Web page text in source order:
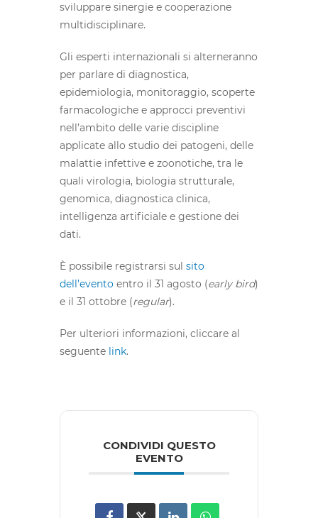
sviluppare sinergie e cooperazione
multidisciplinare.
Gli esperti internazionali si alterneranno
per parlare di diagnostica,
epidemiologia, monitoraggio, scoperte
farmacologiche e approcci preventivi
nell’ambito delle varie discipline
applicate allo studio dei patogeni, delle
malattie infettive e zoonotiche, tra le
quali virologia, biologia strutturale,
genomica, diagnostica clinica,
intelligenza artificiale e gestione dei
dati.
È possibile registrarsi sul sito
dell’evento entro il 31 agosto (early bird)
e il 31 ottobre (regular).
Per ulteriori informazioni, cliccare al
seguente link.
CONDIVIDI QUESTO
EVENTO